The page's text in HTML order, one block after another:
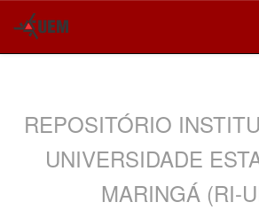
REPOSITÓRIO
UNIVERSIDADE
MARINGÁ (RI-